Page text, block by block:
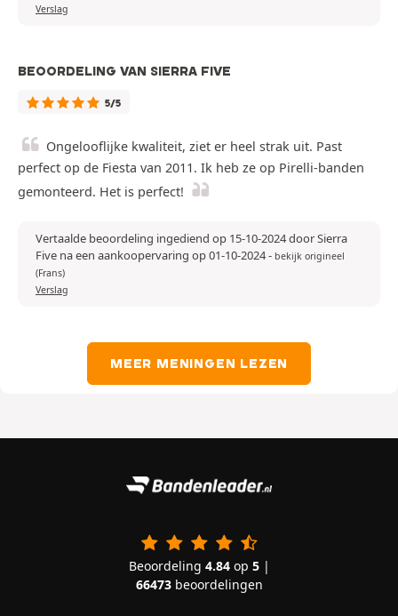
Verslag
BEOORDELING VAN SIERRA FIVE
5/5
Ongelooflijke kwaliteit, ziet er heel strak uit. Past
perfect op de Fiesta van 2011. Ik heb ze op Pirelli-banden
gemonteerd. Het is perfect!
Vertaalde beoordeling ingediend op 15-10-2024 door Sierra
Five na een aankoopervaring op 01-10-2024- bekijk origineel
(Frans)
Verslag
MEER MENINGEN LEZEN
Beoordeling 4.84op 5|
66473beoordelingen